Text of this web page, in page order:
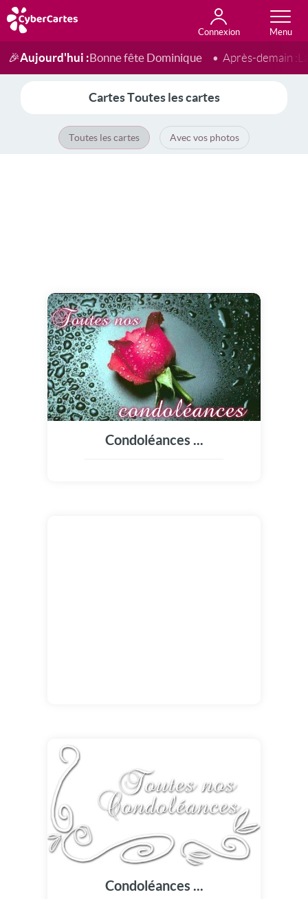
Connexion
Anniversaire
Fête du jour
Amour
Amitié
Merci
Toutes les cartes
🎉Aujourd'hui :Bonne fête Dominique Après-demain :
Cartes Toutes les cartes
Toutes les cartes Avec vos photos
Condoléances ...
Condoléances ...